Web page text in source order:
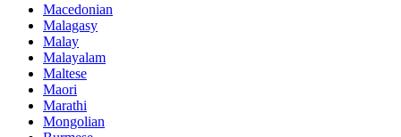
Macedonian
Malagasy
Malay
Malayalam
Maltese
Maori
Marathi
Mongolian